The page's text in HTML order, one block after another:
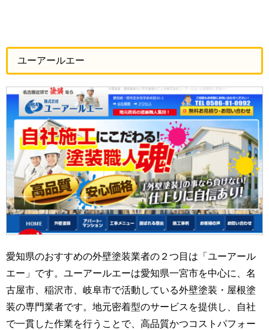
ユーアールエー
愛知県のおすすめの外壁塗装業者の２つ目は「ユーアール
エー」です。ユーアールエーは愛知県一宮市を中心に、名
古屋市、稲沢市、岐阜市で活動している外壁塗装・屋根塗
装の専門業者です。地元密着型のサービスを提供し、自社
で一貫した作業を行うことで、高品質かつコストパフォー